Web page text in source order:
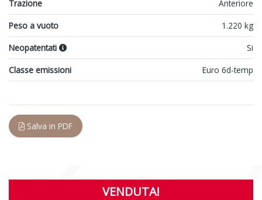
Trazione
Anteriore
Peso a vuoto
1.220 kg
Neopatentati
Si
Classe emissioni
Euro 6d-temp
Salva in PDF
VENDUTA!